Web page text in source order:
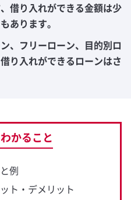
借り入れができる金額は少
あります。
、フリーローン、目的別ロ
り入れができるローンはさ
かること
例
ト・デメリット